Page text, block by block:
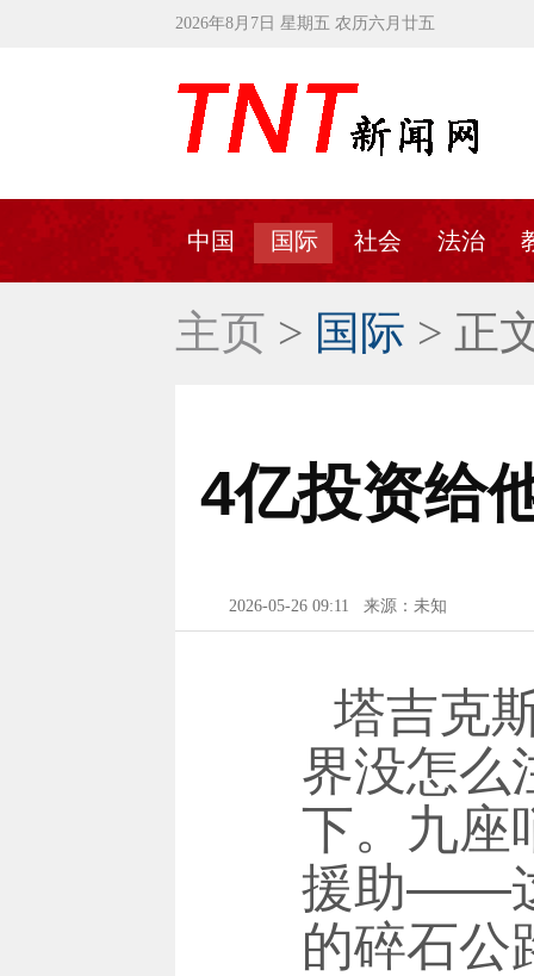
2026年8月7日 星期五 农历六月廿五
中国 国际 社会 法治
主页 > 国际 > 正
4亿投资给
2026-05-26 09:11 来源：未知
塔吉克
界没怎么
下。九座
援助——
的碎石公